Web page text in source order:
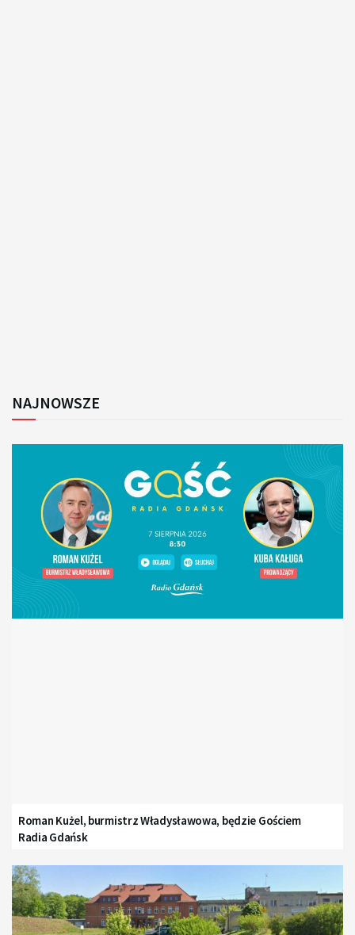
NAJNOWSZE
Roman Kużel, burmistrz Władysławowa, będzie Gościem
Radia Gdańsk